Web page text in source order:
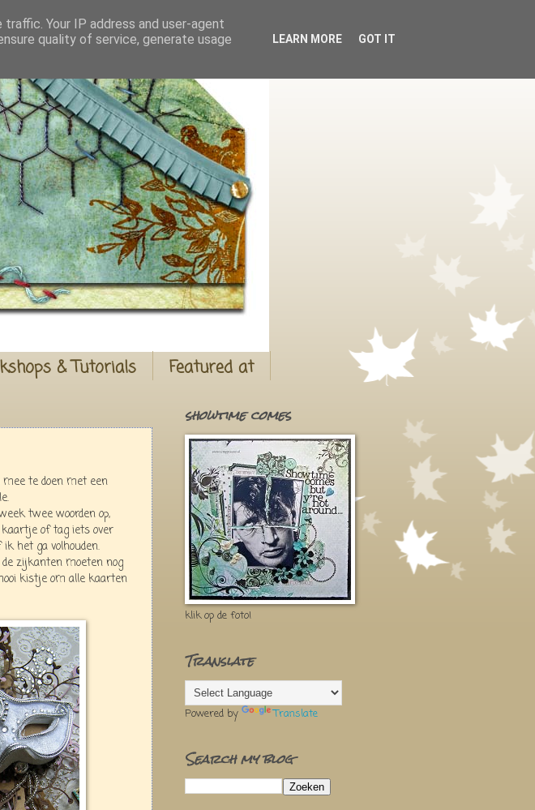
& Tutorials Featured at
mee te doen met een
twee woorden op,
of tag iets over
het ga volhouden.
zijkanten moeten nog
kistje om alle kaarten
showtime comes
klik op de foto!
Translate
Powered by Translate
Search my blog
Your IP address and user-agent
quality of service, generate usage
LEARN MORE GOT IT